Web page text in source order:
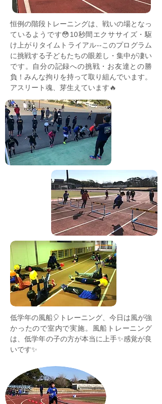
恒例の階段トレーニングは、戦いの場となっ
ているようです😳10秒間エクササイズ・駆
け上がりタイムトライアル--このプログラム
に挑戦する子どもたちの眼差し・集中が凄い
です。自分の記録への挑戦・お友達との勝
負！みんな拘りを持って取り組んでいます。
アスリート魂、芽生えています🔥
低学年の風船🎈トレーニング、今日は風が強
かったので室内で実施。風船トレーニング
は、低学年の子の方が本当に上手✨感覚が良
いです✨